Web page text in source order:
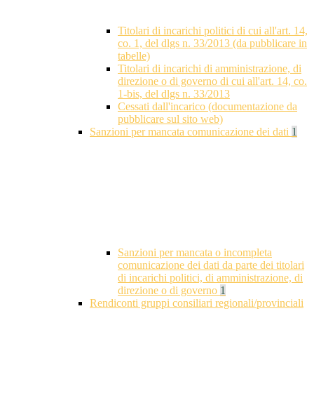
Titolari di incarichi politici di cui all'art. 14,
co. 1, del dlgs n. 33/2013 (da pubblicare in
tabelle)
Titolari di incarichi di amministrazione, di
direzione o di governo di cui all'art. 14, co.
1-bis, del dlgs n. 33/2013
Cessati dall'incarico (documentazione da
pubblicare sul sito web)
Sanzioni per mancata comunicazione dei dati 1
Sanzioni per mancata o incompleta
comunicazione dei dati da parte dei titolari
di incarichi politici, di amministrazione, di
direzione o di governo 1
Rendiconti gruppi consiliari regionali/provinciali